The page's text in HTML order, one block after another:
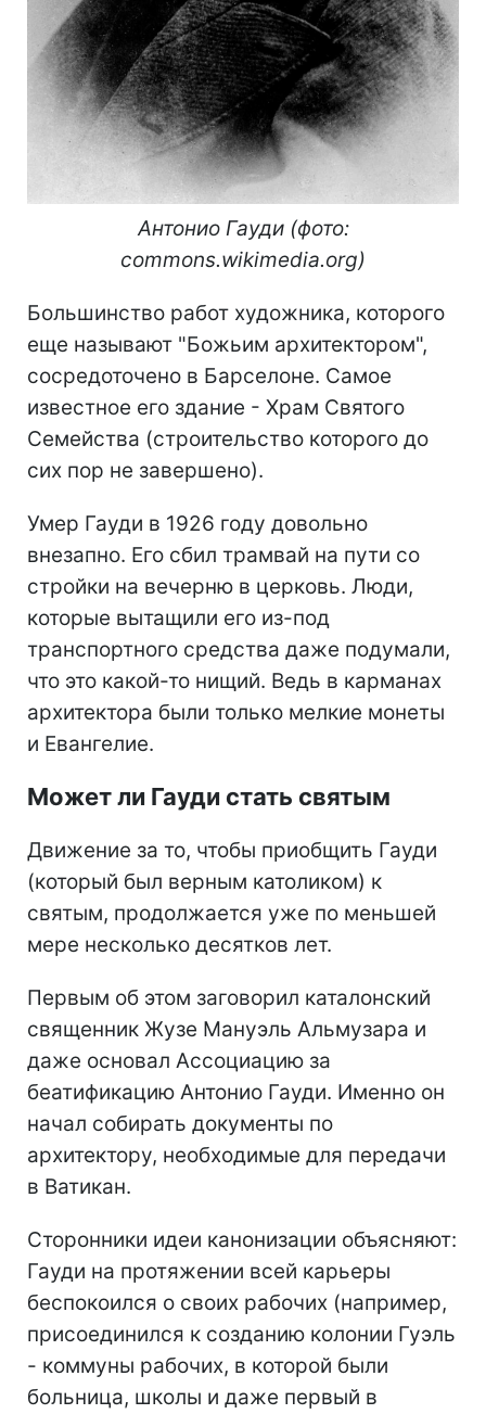
Антонио Гауди (фото:
commons.wikimedia.org)
Большинство работ художника, которого
еще называют "Божьим архитектором",
сосредоточено в Барселоне. Самое
известное его здание - Храм Святого
Семейства (строительство которого до
сих пор не завершено).
Умер Гауди в 1926 году довольно
внезапно. Его сбил трамвай на пути со
стройки на вечерню в церковь. Люди,
которые вытащили его из-под
транспортного средства даже подумали,
что это какой-то нищий. Ведь в карманах
архитектора были только мелкие монеты
и Евангелие.
Может ли Гауди стать святым
Движение за то, чтобы приобщить Гауди
(который был верным католиком) к
святым, продолжается уже по меньшей
мере несколько десятков лет.
Первым об этом заговорил каталонский
священник Жузе Мануэль Альмузара и
даже основал Ассоциацию за
беатификацию Антонио Гауди. Именно он
начал собирать документы по
архитектору, необходимые для передачи
в Ватикан.
Сторонники идеи канонизации объясняют:
Гауди на протяжении всей карьеры
беспокоился о своих рабочих (например,
присоединился к созданию колонии Гуэль
- коммуны рабочих, в которой были
больница, школы и даже первый в